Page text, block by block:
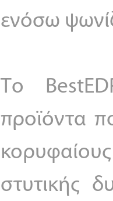
ενόσω
Το
προϊόντα
στυτικής